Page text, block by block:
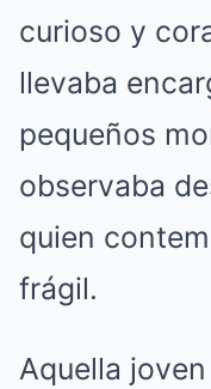
curioso y
llevaba
pequeños
observaba
quien
frágil.
Aquella